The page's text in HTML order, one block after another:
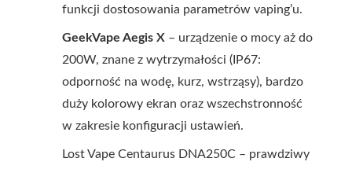
funkcji dostosowania parametrów vaping’u.
GeekVape Aegis X – urządzenie o mocy aż do
200W, znane z wytrzymałości (IP67:
odporność na wodę, kurz, wstrząsy), bardzo
duży kolorowy ekran oraz wszechstronność
w zakresie konfiguracji ustawień.
Lost Vape Centaurus DNA250C – prawdziwy